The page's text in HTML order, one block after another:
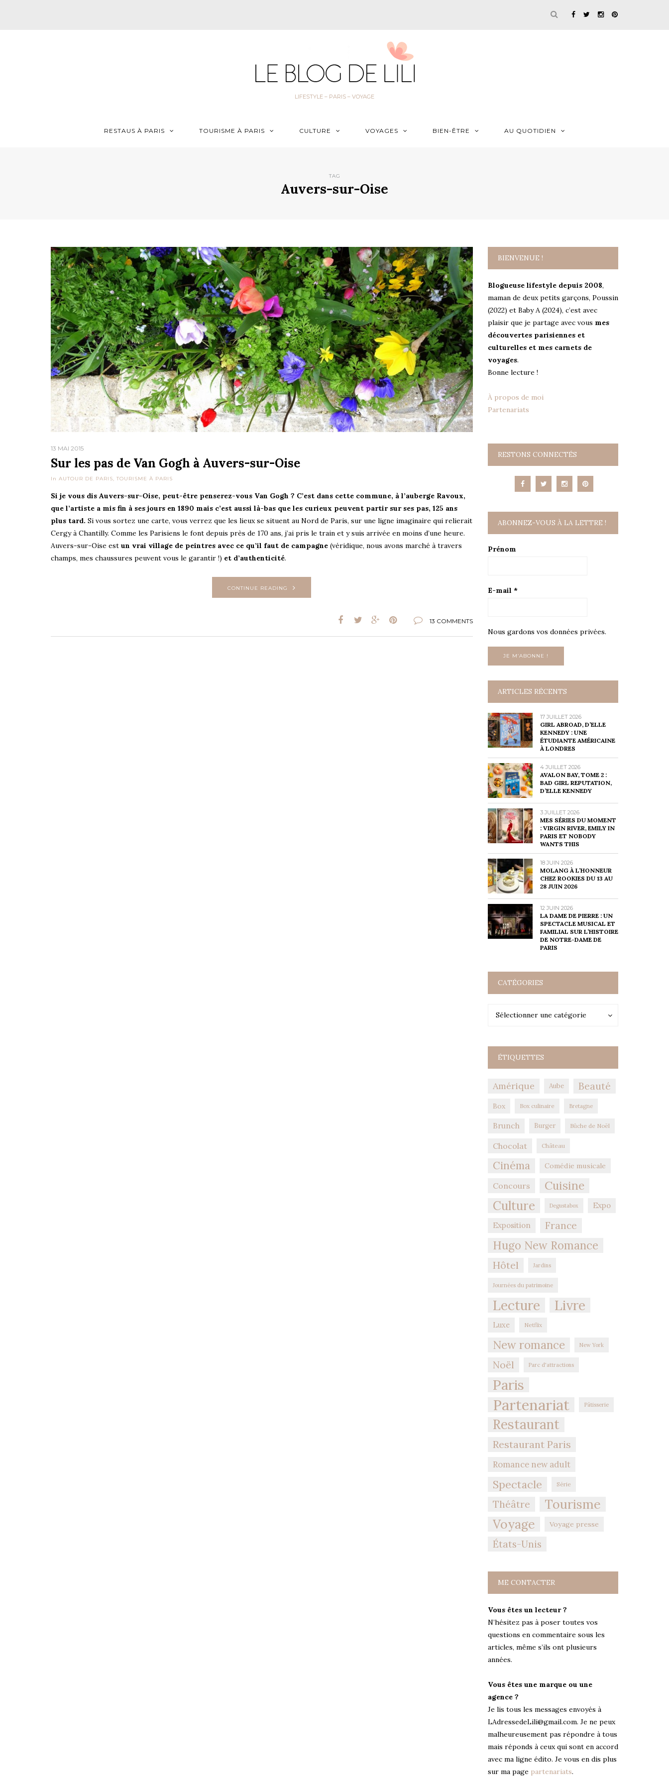
LIFESTYLE – PARIS – VOYAGE
RESTAUS À PARIS TOURISME À PARIS CULTURE VOYAGES BIEN-ÊTRE AU QUOTIDIEN
TAG
Auvers-sur-Oise
13 MAI 2015
Sur les pas de Van Gogh à Auvers-sur-Oise
In AUTOUR DE PARIS, TOURISME À PARIS
Si je vous dis Auvers-sur-Oise, peut-être penserez-vous Van Gogh ? C’est dans cette commune, à l’auberge Ravoux,
que l’artiste a mis fin à ses jours en 1890 mais c’est aussi là-bas que les curieux peuvent partir sur ses pas, 125 ans
plus tard. Si vous sortez une carte, vous verrez que les lieux se situent au Nord de Paris, sur une ligne imaginaire qui relierait
Cergy à Chantilly. Comme les Parisiens le font depuis près de 170 ans, j’ai pris le train et y suis arrivée en moins d’une heure.
Auvers-sur-Oise est un vrai village de peintres avec ce qu’il faut de campagne (véridique, nous avons marché à travers
champs, mes chaussures peuvent vous le garantir !) et d’authenticité.
CONTINUE READING
13 COMMENTS
BIENVENUE !
Blogueuse lifestyle depuis 2008,
maman de deux petits garçons, Poussin
(2022) et Baby A (2024), c’est avec
plaisir que je partage avec vous mes
découvertes parisiennes et
culturelles et mes carnets de
voyages.
Bonne lecture !
À propos de moi
Partenariats
RESTONS CONNECTÉS
ABONNEZ-VOUS À LA LETTRE !
Prénom
E-mail *
Nous gardons vos données privées.
ARTICLES RÉCENTS
17 JUILLET 2026
GIRL ABROAD, D’ELLE
KENNEDY : UNE
ÉTUDIANTE AMÉRICAINE
À LONDRES
4 JUILLET 2026
AVALON BAY, TOME 2 :
BAD GIRL REPUTATION,
D’ELLE KENNEDY
3 JUILLET 2026
MES SÉRIES DU MOMENT
: VIRGIN RIVER, EMILY IN
PARIS ET NOBODY
WANTS THIS
18 JUIN 2026
MOLANG À L’HONNEUR
CHEZ ROOKIES DU 13 AU
28 JUIN 2026
12 JUIN 2026
LA DAME DE PIERRE : UN
SPECTACLE MUSICAL ET
FAMILIAL SUR L’HISTOIRE
DE NOTRE-DAME DE
PARIS
CATÉGORIES
Sélectionner une catégorie
Catégories
ÉTIQUETTES
Amérique Aube Beauté
Box Box culinaire Bretagne
Brunch Burger Bûche de Noël
Chocolat Château
Cinéma Comédie musicale
Concours Cuisine
Culture Degustabox Expo
Exposition France
Hugo New Romance
Hôtel Jardins
Journées du patrimoine
Lecture Livre
Luxe Netflix
New romance New York
Noël Parc d'attractions
Paris
Partenariat Pâtisserie
Restaurant
Restaurant Paris
Romance new adult
Spectacle Série
Théâtre
Tourisme
Voyage
Voyage presse
États-Unis
ME CONTACTER
Vous êtes un lecteur ?
N’hésitez pas à poser toutes vos
questions en commentaire sous les
articles, même s’ils ont plusieurs
années.
Vous êtes une marque ou une
agence ?
Je lis tous les messages envoyés à
LAdressedeLili@gmail.com. Je ne peux
malheureusement pas répondre à tous
mais réponds à ceux qui sont en accord
avec ma ligne édito. Je vous en dis plus
sur ma page partenariats.